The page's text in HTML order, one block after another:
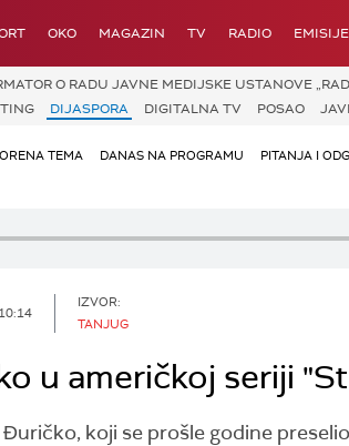
OKO MAGAZIN TV RADIO EMISIJE
O RADU JAVNE MEDIJSKE USTANOVE
DIJASPORA DIGITALNA TV POSAO
TEMA DANAS NA PROGRAMU PITANJA I
IZVOR:
TANJUG
u američkoj seriji
koji se prošle godine